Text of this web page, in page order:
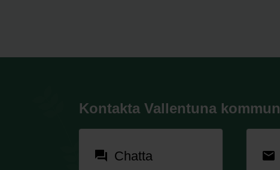
Kontakta Vallentuna kommun
forum Chatta email